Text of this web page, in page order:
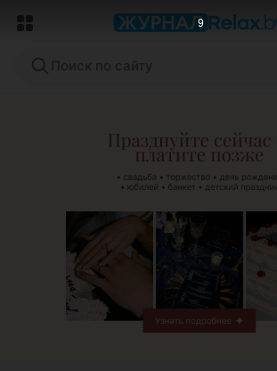
ЭФФЕКТИВНАЯ РЕКЛАМА НА
7